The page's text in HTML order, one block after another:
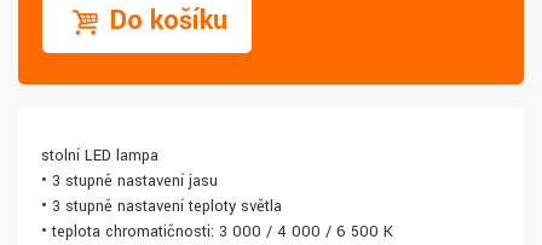
Do košíku
stolní LED lampa
• 3 stupně nastavení jasu
• 3 stupně nastavení teploty světla
• teplota chromatičnosti: 3 000 / 4 000 / 6 500 K